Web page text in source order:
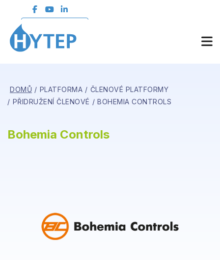
DOMŮ PLATFORMA
ČLENOVÉ PLATFORMY
PŘIDRUŽENÍ ČLENOVÉ
BOHEMIA CONTROLS
Bohemia Controls